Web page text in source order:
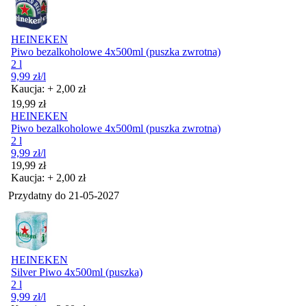
HEINEKEN
Piwo bezalkoholowe 4x500ml (puszka zwrotna)
2 l
9,99 zł/l
Kaucja: + 2,00 zł
Cena
19,99 zł
HEINEKEN
Piwo bezalkoholowe 4x500ml (puszka zwrotna)
2 l
9,99 zł/l
Cena
19,99 zł
Kaucja: + 2,00 zł
Przydatny do 21-05-2027
HEINEKEN
Silver Piwo 4x500ml (puszka)
2 l
9,99 zł/l